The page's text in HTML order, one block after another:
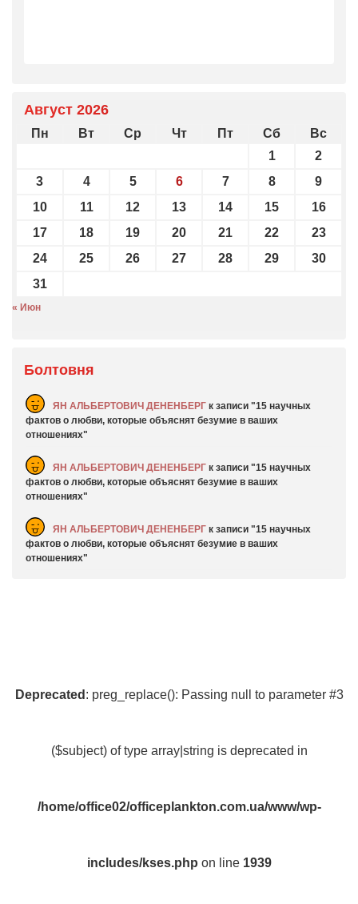
Август 2026
Пн Вт Ср Чт Пт Сб
Вс
1
2
3
4 5 6 7 8
9
10
11 12 13 14 15
16
17
18 19 20 21 22
23
24
25 26 27 28 29
30
31
« Июн
Болтовня
ЯН АЛЬБЕРТОВИЧ ДЕНЕНБЕРГ к записи
15 научных
фактов о любви, которые объяснят безумие в ваших
отношениях
ЯН АЛЬБЕРТОВИЧ ДЕНЕНБЕРГ к записи
15 научных
фактов о любви, которые объяснят безумие в ваших
отношениях
ЯН АЛЬБЕРТОВИЧ ДЕНЕНБЕРГ к записи
15 научных
фактов о любви, которые объяснят безумие в ваших
отношениях
Deprecated : preg_replace(): Passing null to parameter #3
($subject) of type array|string is deprecated in
/home/office02/officeplankton.com.ua/www/wp-
includes/kses.php on line 1939